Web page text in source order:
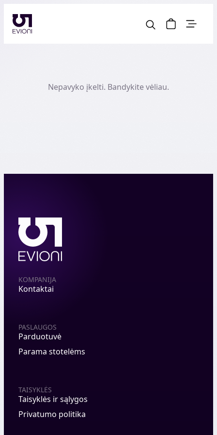
Nepavyko įkelti. Bandykite vėliau.
KOMPANIJA
Kontaktai
PASLAUGOS
Parduotuvė
Parama stotelėms
TAISYKLĖS
Taisyklės ir sąlygos
Privatumo politika